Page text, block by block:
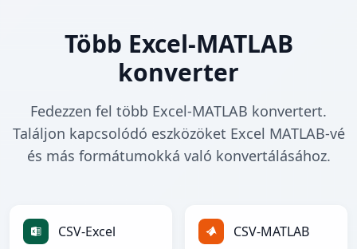
Több Excel-MATLAB
konverter
Fedezzen fel több Excel-MATLAB konvertert.
Találjon kapcsolódó eszközöket Excel MATLAB-vé
és más formátumokká való konvertálásához.
CSV-Excel CSV-MATLAB